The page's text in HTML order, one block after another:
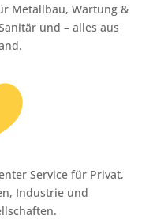
Metallbau, Wartung &
und – alles aus
Service für Privat,
Industrie und